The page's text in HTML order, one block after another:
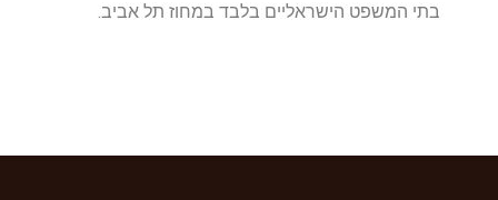
בתי המשפט הישראליים בלבד במחוז תל אביב.